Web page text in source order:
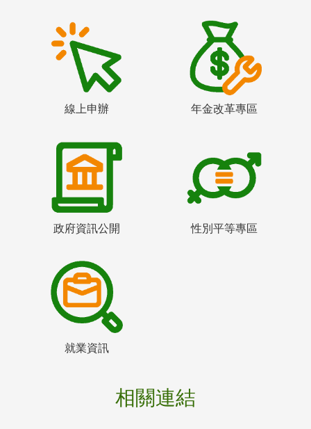
線上申辦 年金改革專區
政府資訊公開 性別平等專區
就業資訊
相關連結